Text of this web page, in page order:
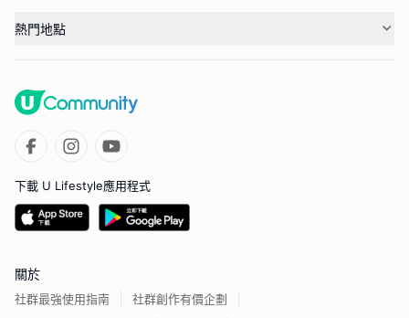
熱門地點
下載 U Lifestyle應用程式
關於
社群最強使用指南
社群創作有價企劃